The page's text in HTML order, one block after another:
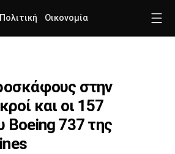
Πολιτική Οικονομία
στην
και οι 157
Boeing 737 της